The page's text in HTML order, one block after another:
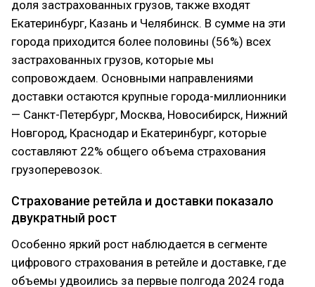
доля застрахованных грузов, также входят
Екатеринбург, Казань и Челябинск. В сумме на эти
города приходится более половины (56%) всех
застрахованных грузов, которые мы
сопровождаем. Основными направлениями
доставки остаются крупные города-миллионники
— Санкт-Петербург, Москва, Новосибирск, Нижний
Новгород, Краснодар и Екатеринбург, которые
составляют 22% общего объема страхования
грузоперевозок.
Страхование ретейла и доставки показало
двукратный рост
Особенно яркий рост наблюдается в сегменте
цифрового страхования в ретейле и доставке, где
объемы удвоились за первые полгода 2024 года